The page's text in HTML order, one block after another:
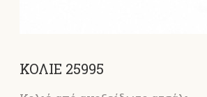
ΚΟΛΙΕ 25995